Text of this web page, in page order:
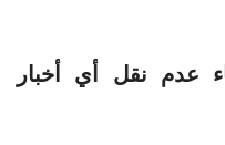
عدم نقل أي أخبار